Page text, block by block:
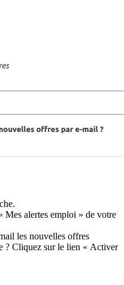
Mes alertes emploi » de votre
les nouvelles offres
? Cliquez sur le lien « Activer